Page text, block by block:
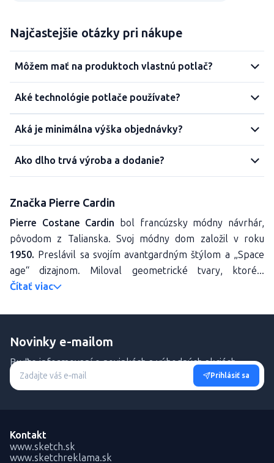
Najčastejšie otázky pri nákupe
Môžem mať na produktoch vlastnú potlač?
Aké technológie potlače používate?
Aká je minimálna výška objednávky?
Ako dlho trvá výroba a dodanie?
Značka Pierre Cardin
Pierre Costane Cardin bol francúzsky módny návrhár,
pôvodom z Talianska. Svoj módny dom založil v roku
1950. Preslávil sa svojím avantgardným štýlom a „Space
age“ dizajnom. Miloval geometrické tvary, ktoré...
Čítať viac
Novinky e-mailom
Buďte informovaní o novinkách a výhodných akciách.
Prihlásiť sa
Kontakt
www.sketch.sk
www.sketchreklama.sk